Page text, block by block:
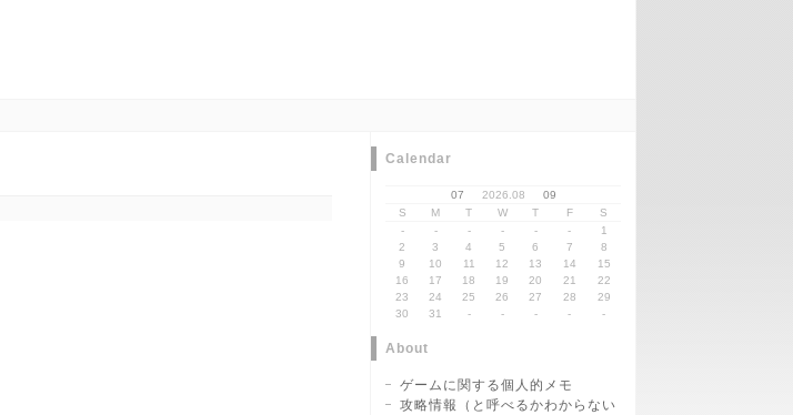
Calendar
07 2026.08
09
S
M T W T F
S
-
- - - - -
1
2
3 4 5 6 7
8
9
10 11 12 13 14
15
16
17 18 19 20 21
22
23
24 25 26 27 28
29
30
31 - - - - -
About
ゲームに関する個人的メモ
攻略情報（と呼べるかわからない